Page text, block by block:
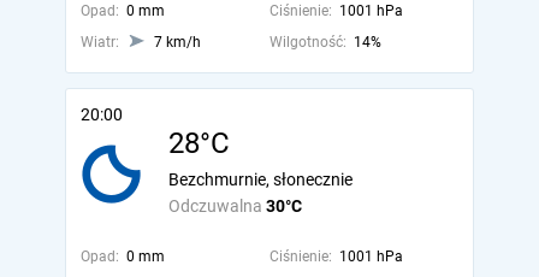
Opad: 0 mm Ciśnienie: 1001 hPa
Wiatr:
7 km/h Wilgotność: 14%
20:00
28°C
Odczuwalna 30°C
Bezchmurnie, słonecznie
Opad: 0 mm Ciśnienie: 1001 hPa